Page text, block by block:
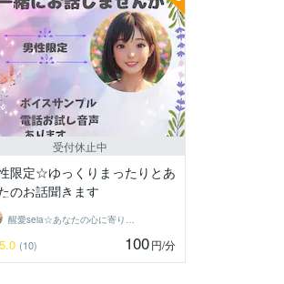
受付休止中
限定☆ゆっくりまったりとあ
のお話聞きます
5.0 (10) 100円/分